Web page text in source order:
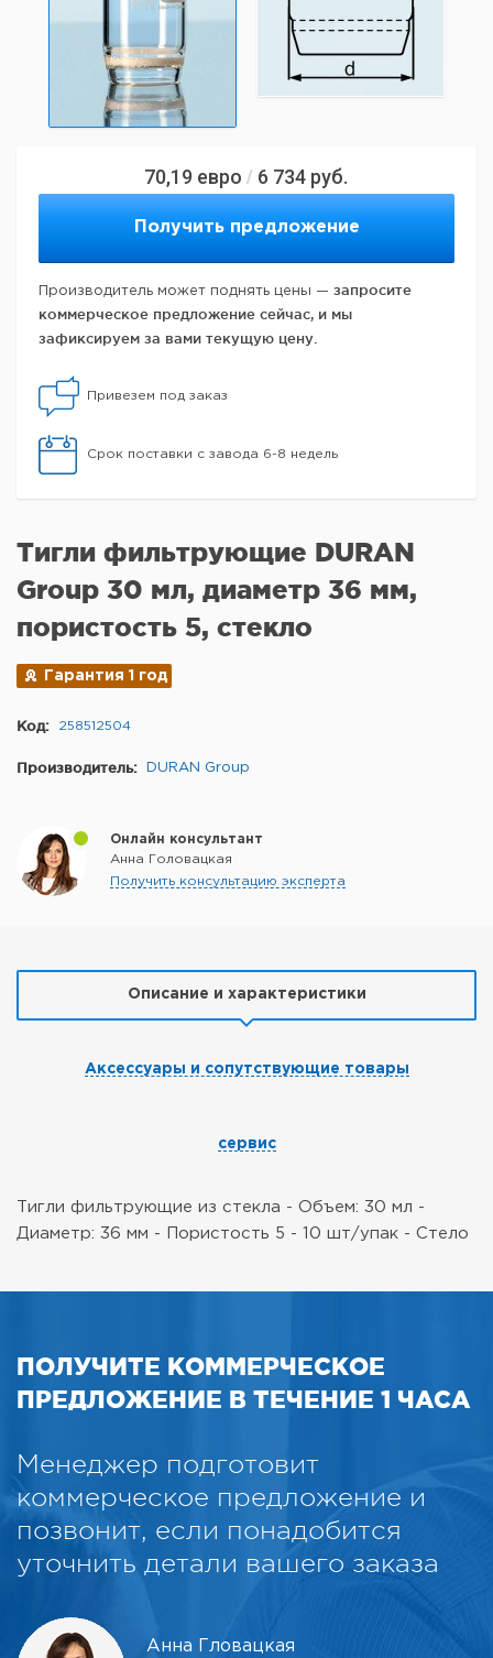
70,19 евро / 6 734 руб.
Получить предложение
Производитель может поднять цены — запросите
коммерческое предложение сейчас, и мы
зафиксируем за вами текущую цену.
Привезем под заказ
Срок поставки с завода 6-8 недель
Тигли фильтрующие DURAN
Group 30 мл, диаметр 36 мм,
пористость 5, стекло
Гарантия 1 год
Код: 258512504
Производитель: DURAN Group
Онлайн консультант
Анна Головацкая
Получить консультацию эксперта
Описание и характеристики
Аксессуары и сопутствующие товары
сервис
Тигли фильтрующие из стекла - Объем: 30 мл -
Диаметр: 36 мм - Пористость 5 - 10 шт/упак - Стело
ПОЛУЧИТЕ КОММЕРЧЕСКОЕ
ПРЕДЛОЖЕНИЕ В ТЕЧЕНИЕ 1 ЧАСА
Менеджер подготовит
коммерческое предложение и
позвонит, если понадобится
уточнить детали вашего заказа
Анна Гловацкая